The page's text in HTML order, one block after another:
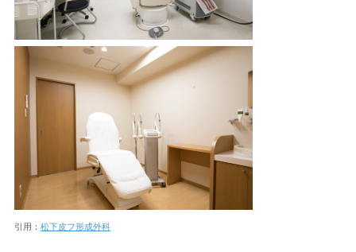
引用： 松下皮フ形成外科